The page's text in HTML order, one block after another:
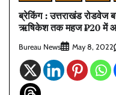
ब्रेकिंग : उत्तराखंड रोडवेज
ऋषिकेश तक महज ₹20 में
Bureau News May 8, 2022